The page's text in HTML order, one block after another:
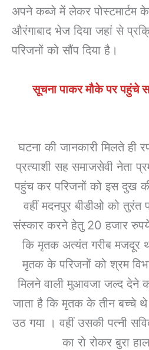
अपने कब्जे में लेकर पोस्टमार्टम
औरंगाबाद भेज दिया जहां से
परिजनों को सौंप दिया है।
सूचना पाकर मौके पर पहुंचे
घटना की जानकारी मिलते ही
प्रत्याशी सह समाजसेवी नेता
पहुंच कर परिजनों को इस दुख
वहीं मदनपुर बीडीओ को
संस्कार करने हेतु 20 हजार रुपये
कि मृतक अत्यंत गरीब मजदूर
मृतक के परिजनों को श्रम
मिलने वाली मुआवजा जल्द देने
जाता है कि मृतक के तीन बच्चे थे
उठ गया । वहीं उसकी पत्नी
का रो रोकर बुरा